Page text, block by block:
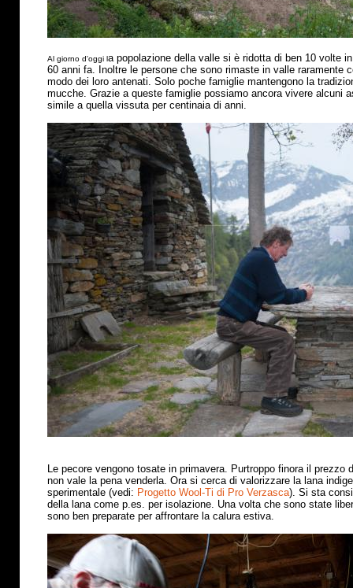
Al giorno d'oggi la popolazione della valle si è ridotta di ben 10 volte
60 anni fa. Inoltre le persone che sono rimaste in valle raramente
modo dei loro antenati. Solo poche famiglie mantengono la
mucche. Grazie a queste famiglie possiamo ancora vivere alcuni
simile a quella vissuta per centinaia di anni.
Le pecore vengono tosate in primavera. Purtroppo finora il prezzo
non vale la pena venderla. Ora si cerca di valorizzare la lana
sperimentale (vedi: Progetto Wool-Ti di Pro Verzasca). Si sta
della lana come p.es. per isolazione. Una volta che sono state
sono ben preparate per affrontare la calura estiva.